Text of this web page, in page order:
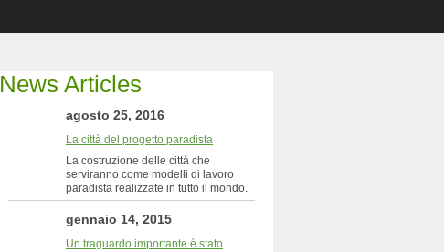
News Articles
agosto 25, 2016
La città del progetto paradista
La costruzione delle città che
serviranno come modelli di lavoro
paradista realizzate in tutto il mondo.
gennaio 14, 2015
Un traguardo importante è stato